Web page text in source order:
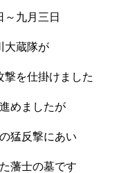
～九月三日
大蔵隊が
撃を仕掛けました
めましたが
猛反撃にあい
藩士の墓です